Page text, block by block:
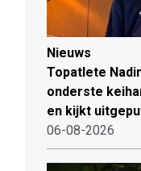
Nieuws
Topatlete
onderste
en kijkt
06-08-2026